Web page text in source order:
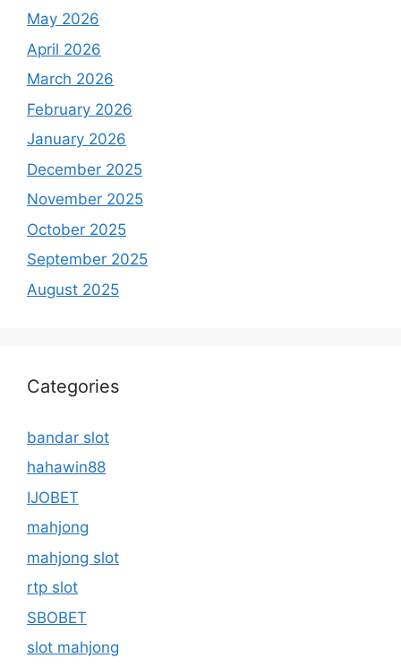
May 2026
April 2026
March 2026
February 2026
January 2026
December 2025
November 2025
October 2025
September 2025
August 2025
Categories
bandar slot
hahawin88
IJOBET
mahjong
mahjong slot
rtp slot
SBOBET
slot mahjong